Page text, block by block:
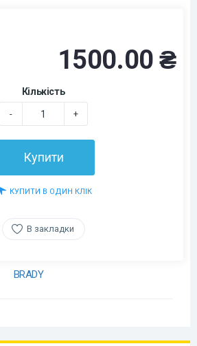
1500.00 ₴
Кількість
- +
Купити
КУПИТИ В ОДИН КЛІК
В закладки
BRADY